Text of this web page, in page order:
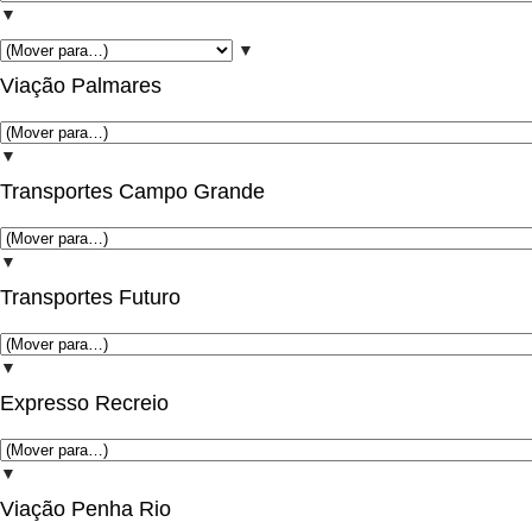
▼
▼
Viação Palmares
▼
Transportes Campo Grande
▼
Transportes Futuro
▼
Expresso Recreio
▼
Viação Penha Rio